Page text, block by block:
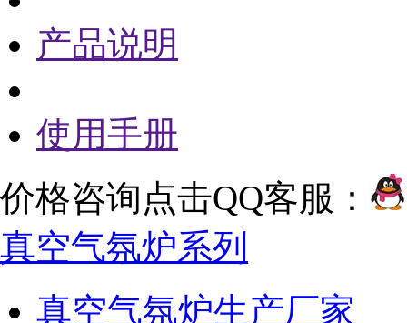
产品说明
使用手册
价格咨询点击QQ客服：
真空气氛炉系列
真空气氛炉生产厂家